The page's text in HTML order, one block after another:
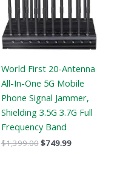
World First 20-Antenna
All-In-One 5G Mobile
Phone Signal Jammer,
Shielding 3.5G 3.7G Full
Frequency Band
$1,399.00$749.99